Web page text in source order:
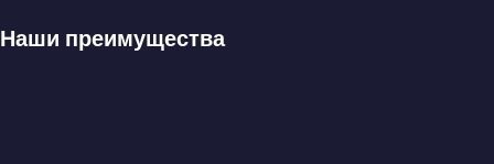
Наши преимущества